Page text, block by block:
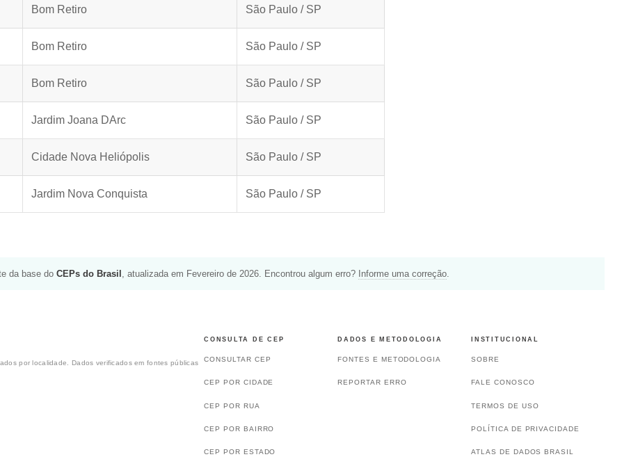
Bom Retiro São Paulo / SP
Bom Retiro São Paulo / SP
Bom Retiro São Paulo / SP
Jardim Joana DArc São Paulo / SP
Cidade Nova Heliópolis São Paulo / SP
Jardim Nova Conquista São Paulo / SP
da base do CEPs do Brasil , atualizada em Fevereiro de 2026. Encontrou algum erro? Informe uma correção
por localidade. Dados verificados em fontes públicas
CONSULTA DE CEP
CONSULTAR CEP
CEP POR CIDADE
CEP POR RUA
CEP POR BAIRRO
CEP POR ESTADO
DADOS E METODOLOGIA
FONTES E METODOLOGIA
REPORTAR ERRO
INSTITUCIONAL
SOBRE
FALE CONOSCO
TERMOS DE USO
POLÍTICA DE PRIVACIDADE
ATLAS DE DADOS BRASIL